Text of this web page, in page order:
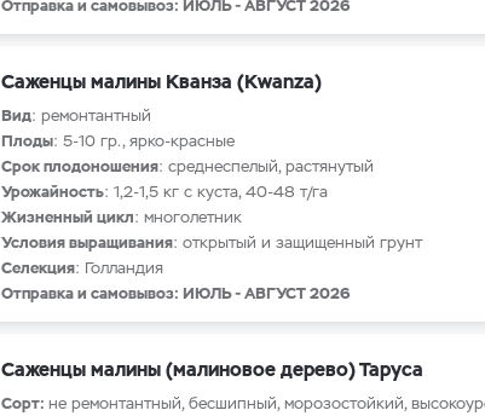
Отправка и самовывоз: ИЮЛЬ - АВГУСТ 2026
Саженцы малины Кванза (Kwanza)
Вид: ремонтантный
Плоды: 5-10 гр., ярко-красные
Срок плодоношения: среднеспелый, растянутый
Урожайность: 1,2-1,5 кг с куста, 40-48 т/га
Жизненный цикл: многолетник
Условия выращивания: открытый и защищенный грунт
Селекция: Голландия
Отправка и самовывоз: ИЮЛЬ - АВГУСТ 2026
Саженцы малины (малиновое дерево) Таруса
Сорт: не ремонтантный, бесшипный, морозостойкий,